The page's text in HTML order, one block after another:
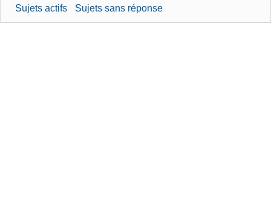
Devenir membre
Sujets actifs Sujets sans réponse